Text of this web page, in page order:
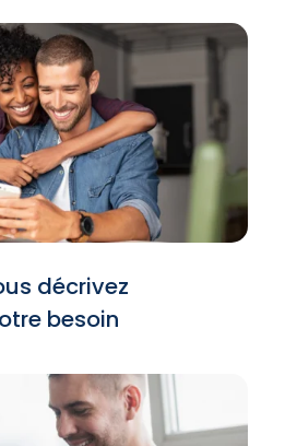
décrivez
besoin